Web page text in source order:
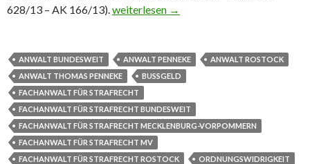
628/13 – AK 166/13).Weitergabe von Unterlagen an
weiterlesen →
ANWALT BUNDESWEIT ANWALT PENNEKE
ANWALT ROSTOCK
ANWALT THOMAS PENNEKE
BUSSGELD
FACHANWALT FÜR STRAFRECHT
FACHANWALT FÜR STRAFRECHT BUNDESWEIT
FACHANWALT FÜR STRAFRECHT MECKLENBURG-VORPOMMERN
FACHANWALT FÜR STRAFRECHT MV
FACHANWALT FÜR STRAFRECHT ROSTOCK
ORDNUNGSWIDRIGKEIT